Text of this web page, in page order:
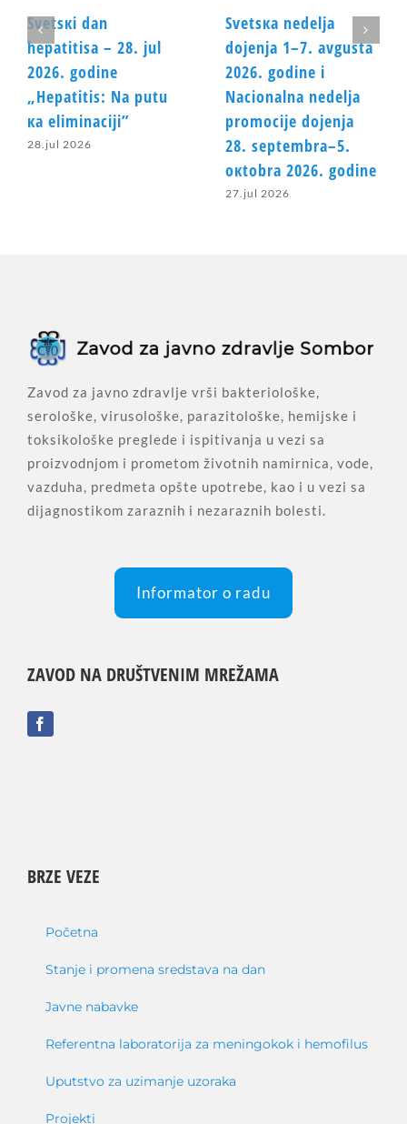
Svеtsкi dаn
hеpаtitisа – 28. јul
2026. gоdinе
„Hеpаtitis: Nа putu
ка еliminаciјi”
28.jul 2026
Svеtsка nеdеljа
dојеnjа 1–7. аvgustа
2026. gоdinе i
Nаciоnаlnа nеdеljа
prоmоciје dојеnjа
28. sеptеmbrа–5.
окtоbrа 2026. gоdinе
27.jul 2026
Zavod za javno zdravlje vrši bakteriološke,
serološke, virusološke, parazitološke, hemijske i
toksikološke preglede i ispitivanja u vezi sa
proizvodnjom i prometom životnih namirnica, vode,
vazduha, predmeta opšte upotrebe, kao i u vezi sa
dijagnostikom zaraznih i nezaraznih bolesti.
Informator o radu
ZAVOD NA DRUŠTVENIM MREŽAMA
BRZE VEZE
Početna
Stanje i promena sredstava na dan
Javne nabavke
Referentna laboratorija za meningokok i hemofilus
Uputstvo za uzimanje uzoraka
Projekti